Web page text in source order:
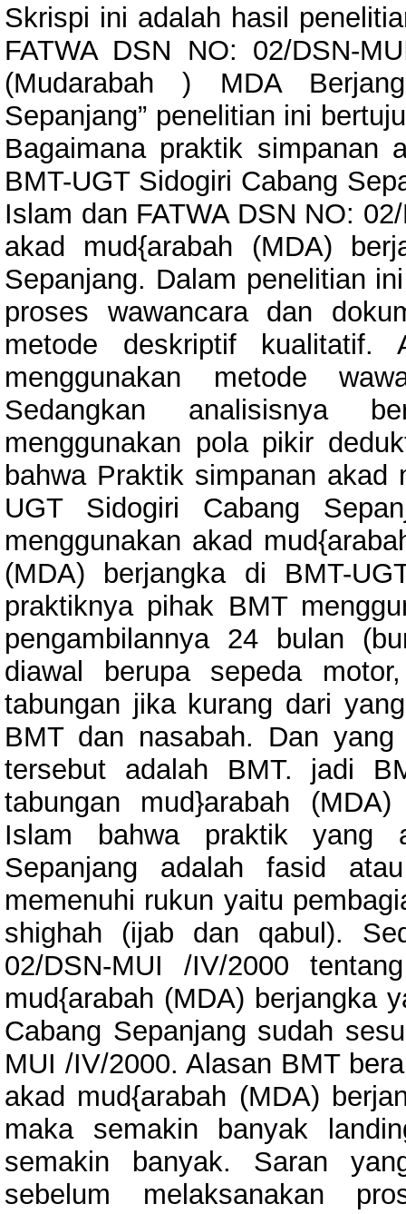
Skrispi ini adalah hasil
FATWA DSN NO: 02/DSN-
(Mudarabah ) MDA
Sepanjang” penelitian ini
Bagaimana praktik simpanan
BMT-UGT Sidogiri Cabang
Islam dan FATWA DSN NO:
akad mud{arabah (MDA)
Sepanjang. Dalam penelitian
proses wawancara dan
metode deskriptif kualitatif.
menggunakan metode
Sedangkan analisisnya
menggunakan pola pikir
bahwa Praktik simpanan akad
UGT Sidogiri Cabang
menggunakan akad
(MDA) berjangka di BMT-
praktiknya pihak BMT
pengambilannya 24 bulan
diawal berupa sepeda
tabungan jika kurang dari
BMT dan nasabah. Dan
tersebut adalah BMT. jadi
tabungan mud}arabah
Islam bahwa praktik yang
Sepanjang adalah fasid
memenuhi rukun yaitu
shighah (ijab dan qabul).
02/DSN-MUI /IV/2000
mud{arabah (MDA) berjangka
Cabang Sepanjang sudah
MUI /IV/2000. Alasan BMT
akad mud{arabah (MDA)
maka semakin banyak
semakin banyak. Saran
sebelum melaksanakan